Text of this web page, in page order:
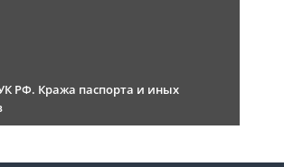
РФ. Кража паспорта и иных